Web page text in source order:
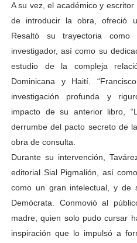
A su vez, el académico y
de introducir la obra, ofreció
Resaltó su trayectoria
investigador, así como su
estudio de la compleja
Dominicana y Haití.
investigación profunda y
impacto de su anterior libro,
derrumbe del pacto secreto de
obra de consulta.
Durante su intervención,
editorial Sial Pigmalión, así
como un gran intelectual, y de
Demócrata. Conmovió al
madre, quien solo pudo cursar
inspiración que lo impulsó a